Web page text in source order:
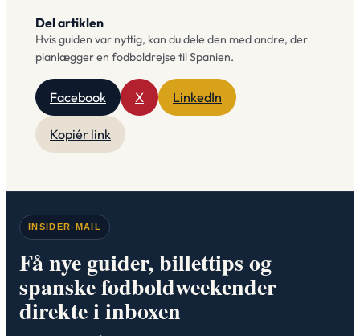
Del artiklen
Hvis guiden var nyttig, kan du dele den med andre, der
planlægger en fodboldrejse til Spanien.
Facebook X LinkedIn
Kopiér link
INSIDER-MAIL
Få nye guider, billettips og
spanske fodboldweekender
direkte i inboxen